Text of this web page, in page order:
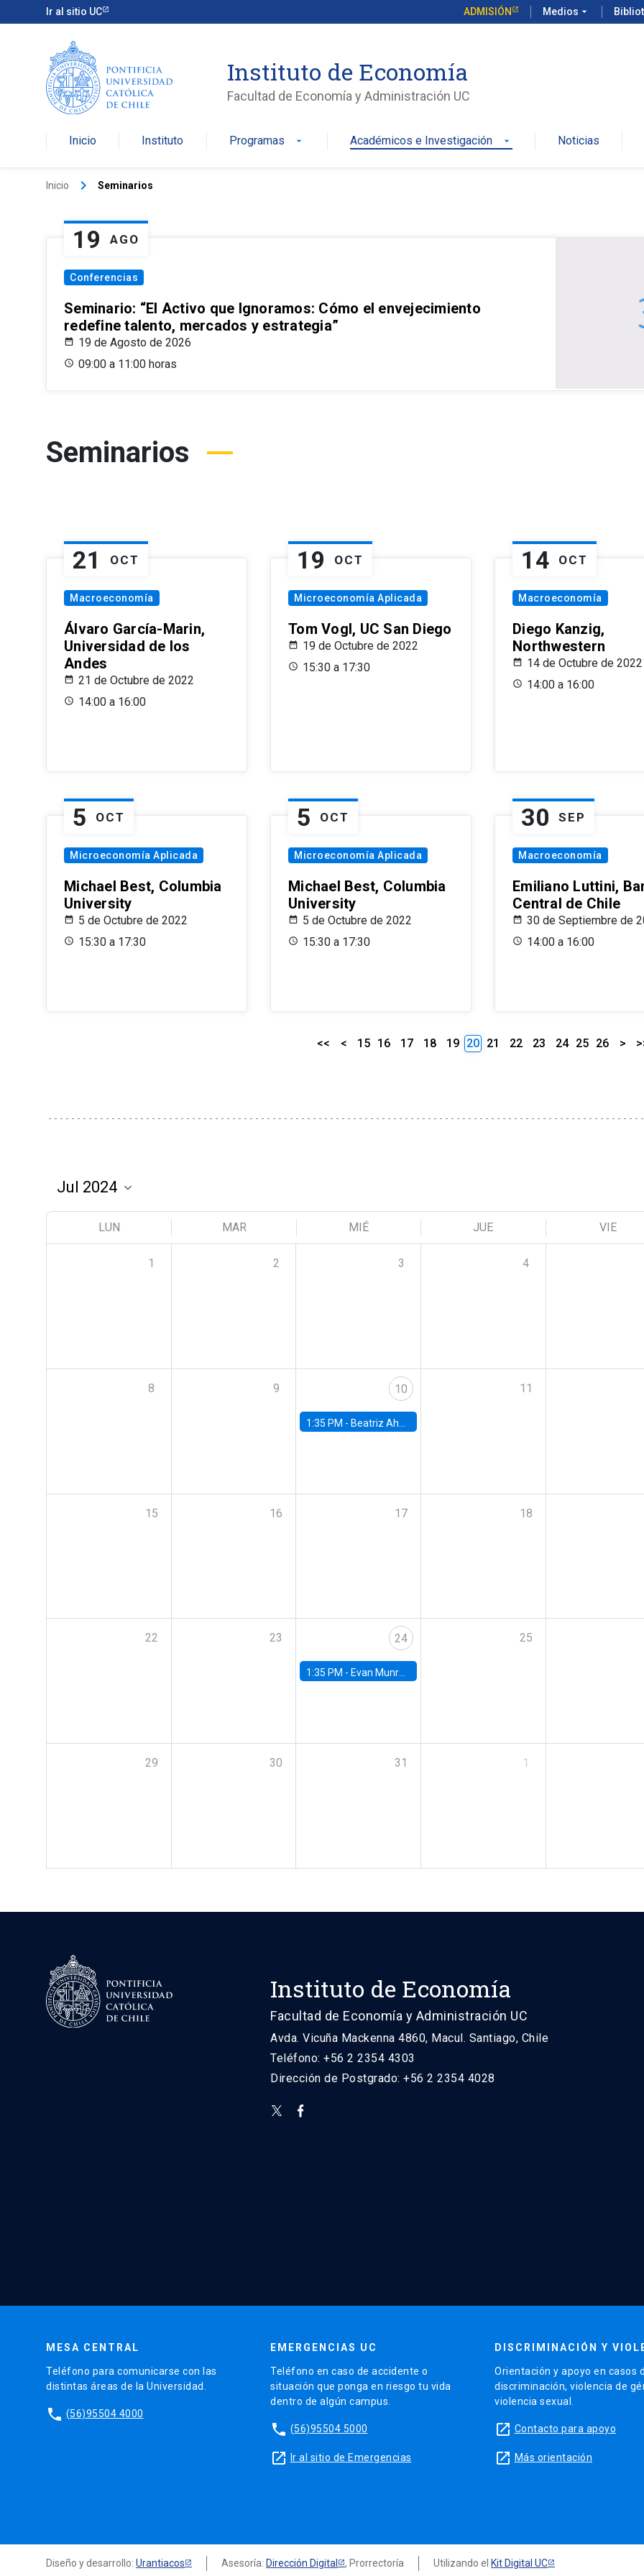
Ir al sitio UC ADMISIÓN Medios arrow_drop_down
Instituto de Economía
Facultad de Economía y Administración UC
Inicio Instituto Programas arrow_drop_down Académicos e Investigación arrow_drop_down Noticias
Inicio keyboard_arrow_right Seminarios
19 AGO
Conferencias
Seminario: “El Activo que Ignoramos: Cómo el envejecimiento
redefine talento, mercados y estrategia”
19 de Agosto de 2026
09:00 a 11:00 horas
Seminarios
21 OCT
Macroeconomía
Álvaro García-Marin,
Universidad de los
Andes
21 de Octubre de 2022
14:00 a 16:00
19 OCT
Microeconomía Aplicada
Tom Vogl, UC San Diego
19 de Octubre de 2022
15:30 a 17:30
14 OCT
Macroeconomía
Diego Kanzig,
Northwestern
14 de Octubre de 2022
14:00 a 16:00
5 OCT
Microeconomía Aplicada
Michael Best, Columbia
University
5 de Octubre de 2022
15:30 a 17:30
5 OCT
Microeconomía Aplicada
Michael Best, Columbia
University
5 de Octubre de 2022
15:30 a 17:30
30 SEP
Macroeconomía
Emiliano Luttini,
Central de Chile
30 de Septiembre de
14:00 a 16:00
<< < 15 16 17 18 19 20 21 22 23 24 25 26 >
LUN MAR MIÉ JUE VIE
1 2 3 4
8 9 10
1:35 PM - Beatriz Ahumada, PhD candidate, Universidad de Pittsburgh
11
15 16 17 18
22 23 24
1:35 PM - Evan Munro, Neyman Visiting Assistant Professor in the Department of Statistics at UC Berkeley
25
29 30 31 1
Instituto de Economía
Facultad de Economía y Administración UC
Avda. Vicuña Mackenna 4860, Macul. Santiago, Chile
Teléfono: +56 2 2354 4303
Dirección de Postgrado: +56 2 2354 4028
MESA CENTRAL
Teléfono para comunicarse con las
distintas áreas de la Universidad.
phone (56)95504 4000
EMERGENCIAS UC
Teléfono en caso de accidente o
situación que ponga en riesgo tu vida
dentro de algún campus.
phone (56)95504 5000
launch Ir al sitio de Emergencias
DISCRIMINACIÓN Y
Orientación y apoyo en casos
discriminación, violencia de
violencia sexual.
launch Contacto para apoyo
launch Más orientación
Diseño y desarrollo: Urantiacos Asesoría: Dirección Digital , Prorrectoría Utilizando el Kit Digital UC